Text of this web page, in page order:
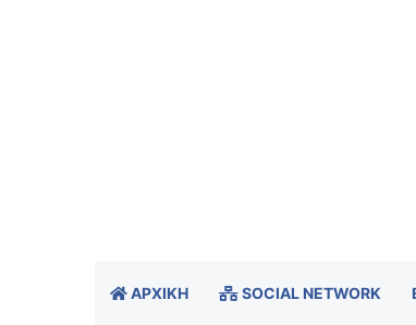
ΑΡΧΙΚΉ SOCIAL NETWORK